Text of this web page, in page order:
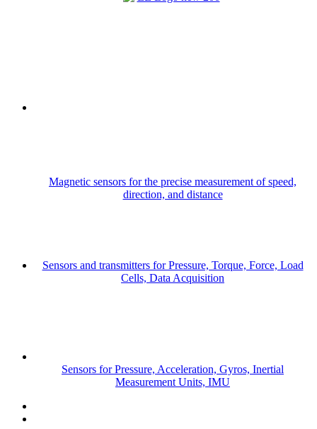
Magnetic sensors for the precise measurement of speed,
direction, and distance
Sensors and transmitters for Pressure, Torque, Force, Load
Cells, Data Acquisition
Sensors for Pressure, Acceleration, Gyros, Inertial
Measurement Units, IMU